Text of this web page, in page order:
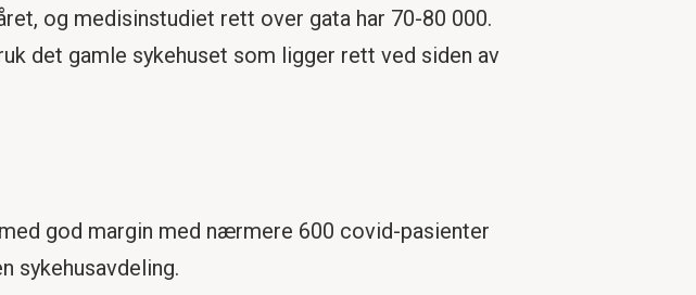
og medisinstudiet rett over gata har 70-80 000.
det gamle sykehuset som ligger rett ved siden av
god margin med nærmere 600 covid-pasienter
sykehusavdeling.